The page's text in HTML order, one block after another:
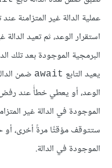
عملية الدالة غير المتزامنة
استقرار الوعد، ثم تعيد
البرمجية الموجودة بعد تلك
يعيد التابع await ضمن
الوعد، أو يعطي خطأً عند رفض
الموجودة في الدالة غير
ستتوقف مؤقتًا مرةً أخرى، أو
الموجودة في الدالة.